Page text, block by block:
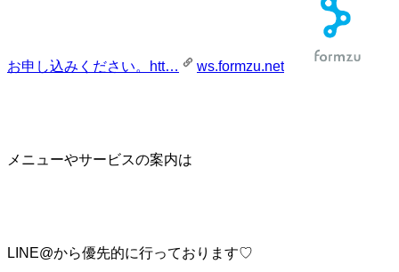
お申し込みください。htt… ws.formzu.net
メニューやサービスの案内は
LINE@から優先的に行っております♡